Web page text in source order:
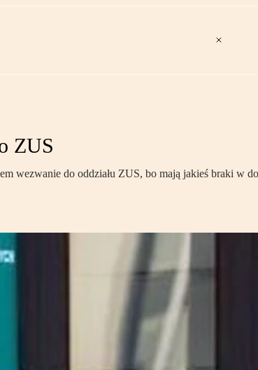
ZUS
wezwanie do oddziału ZUS, bo mają jakieś braki w